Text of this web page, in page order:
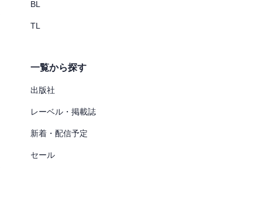
BL
TL
一覧から探す
出版社
レーベル・掲載誌
新着・配信予定
セール